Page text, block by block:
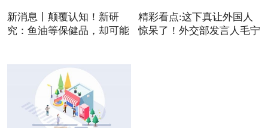
新消息丨颠覆认知！新研
究：鱼油等保健品，却可能
精彩看点:这下真让外国人
惊呆了！外交部发言人毛宁